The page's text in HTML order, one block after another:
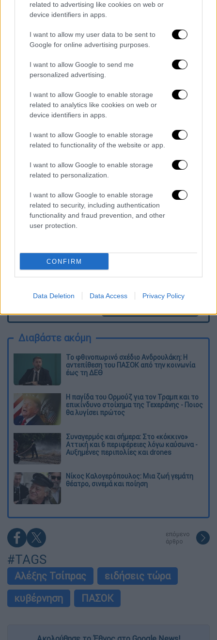
related to advertising like cookies on web or
device identifiers in apps.
I want to allow my user data to be sent to
Google for online advertising purposes.
I want to allow Google to send me
personalized advertising.
I want to allow Google to enable storage
related to analytics like cookies on web or
device identifiers in apps.
I want to allow Google to enable storage
related to functionality of the website or app.
I want to allow Google to enable storage
related to personalization.
I want to allow Google to enable storage
related to security, including authentication
functionality and fraud prevention, and other
user protection.
CONFIRM
Data Deletion Data Access Privacy Policy
Τα έχετε μπερδέψει, κ. πρωθυπουργέ
Αποδειχτήκατε άριστος
ακολουθώντας τα
βήματα του προκατόχου σαςστη
στις ανεξάρτητες αρχές, στις συνταγματικές
ακροβασίες, στο χάιδεμα των funds και στην
αδυναμία να εγγυηθείτε στους πολίτες μια
ασφαλή καθημερινή ζωή με αξιοπρέπεια.
της ζωής, όμως, δεν υπάρχει στην
περίπτωση σας».
Τα σχολιά σας δημοσιεύονται άμεσα με δική σας ευθύνη. Το
ΕΘΝΟΣ θα παρεμβαίνει και τα προσβλητικά σχόλια θα
διαγράφονται
Διαβάστε ακόμη
Το φθινοπωρινό σχέδιο Ανδρουλάκη: Η
αντεπίθεση του ΠΑΣΟΚ από την κοινωνία
έως τη ΔΕΘ
Η παγίδα του Ορμούζ για τον Τραμπ και το
επικίνδυνο στοίχημα της Τεχεράνης - Ποιος
θα λυγίσει πρώτος
Συναγερμός και σήμερα: Στο «κόκκινο»
Αττική και 6 περιφέρειες λόγω καύσωνα -
Αυξημένες περιπολίες και drones
Νίκος Καλογερόπουλος: Μια ζωή γεμάτη
θέατρο, σινεμά και ποίηση
επόμενο
άρθρο
#TAGS
Αλέξης Τσίπρας
ειδήσεις τώρα
κυβέρνηση
ΠΑΣΟΚ